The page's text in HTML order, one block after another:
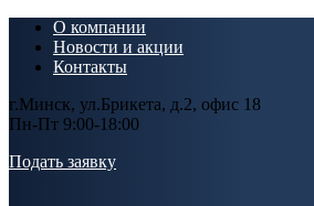
О компании
Новости и акции
Контакты
г.Минск, ул.Брикета, д.2, офис 18
Пн-Пт 9:00-18:00
Подать заявку